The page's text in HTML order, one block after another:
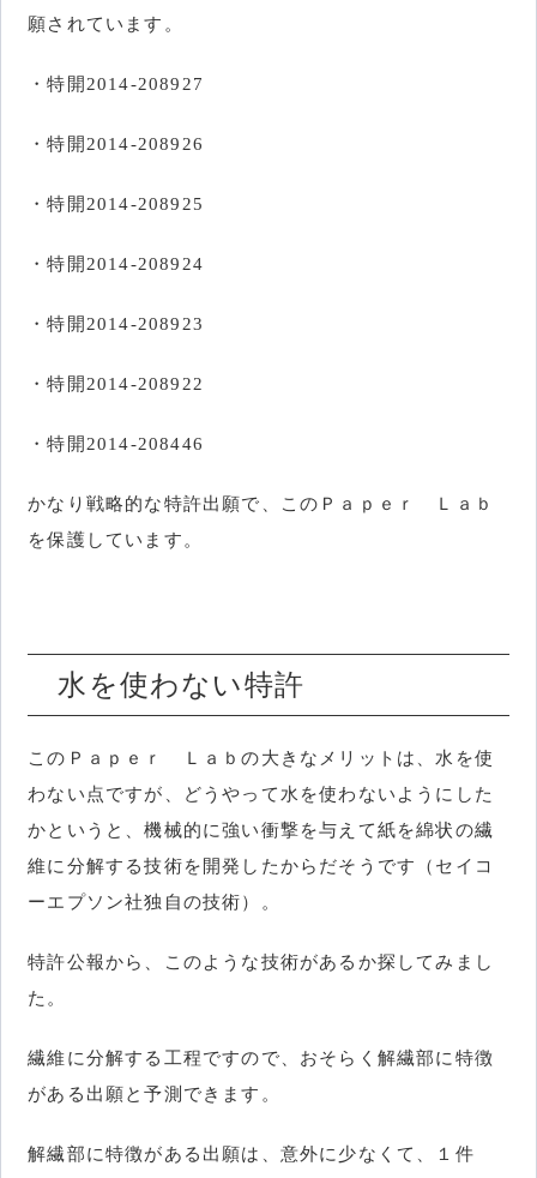
願されています。
・特開2014-208927
・特開2014-208926
・特開2014-208925
・特開2014-208924
・特開2014-208923
・特開2014-208922
・特開2014-208446
かなり戦略的な特許出願で、このＰａｐｅｒ Ｌａｂ
を保護しています。
水を使わない特許
このＰａｐｅｒ Ｌａｂの大きなメリットは、水を使
わない点ですが、どうやって水を使わないようにした
かというと、機械的に強い衝撃を与えて紙を綿状の繊
維に分解する技術を開発したからだそうです（セイコ
ーエプソン社独自の技術）。
特許公報から、このような技術があるか探してみまし
た。
繊維に分解する工程ですので、おそらく解繊部に特徴
がある出願と予測できます。
解繊部に特徴がある出願は、意外に少なくて、１件